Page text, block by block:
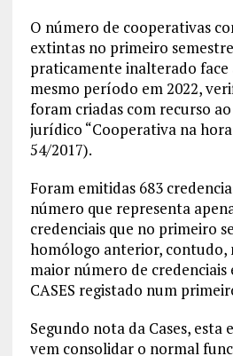
O número de cooperativas
extintas no primeiro
praticamente inalterado face
mesmo período em 2022,
foram criadas com recurso
jurídico “Cooperativa na
54/2017).
Foram emitidas 683
número que representa
credenciais que no primeiro
homólogo anterior, contudo,
maior número de credenciais
CASES registado num
Segundo nota da Cases, esta
vem consolidar o normal